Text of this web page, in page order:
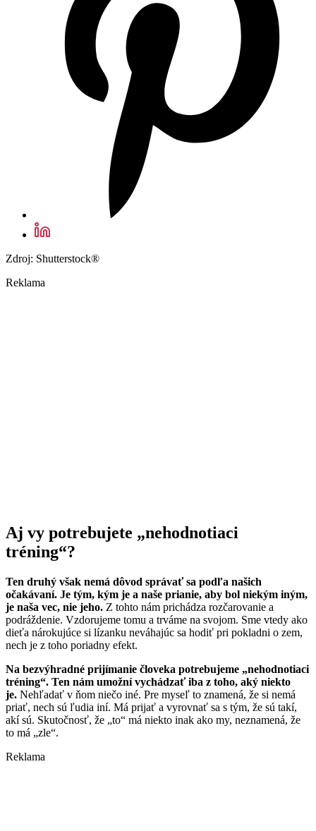
Zdroj: Shutterstock®
Reklama
Aj vy potrebujete „nehodnotiaci
tréning“?
Ten druhý však nemá dôvod správať sa podľa našich
očakávaní. Je tým, kým je a naše prianie, aby bol niekým iným,
je naša vec, nie jeho. Z tohto nám prichádza rozčarovanie a
podráždenie. Vzdorujeme tomu a trváme na svojom. Sme vtedy ako
dieťa nárokujúce si lízanku neváhajúc sa hodiť pri pokladni o zem,
nech je z toho poriadny efekt.
Na bezvýhradné prijímanie človeka potrebujeme „nehodnotiaci
tréning“. Ten nám umožní vychádzať iba z toho, aký niekto
je. Nehľadať v ňom niečo iné. Pre myseľ to znamená, že si nemá
priať, nech sú ľudia iní. Má prijať a vyrovnať sa s tým, že sú takí,
akí sú. Skutočnosť, že „to“ má niekto inak ako my, neznamená, že
to má „zle“.
Reklama